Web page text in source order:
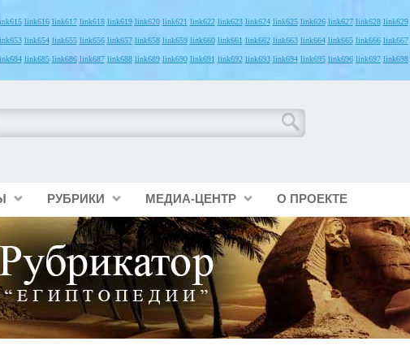
link616 link617 link618 link619 link620 link621 link622 link623 link624 link625 link626 link627 link628 link629
link654 link655 link656 link657 link658 link659 link660 link661 link662 link663 link664 link665 link666 link667
link685 link686 link687 link688 link689 link690 link691 link692 link693 link694 link695 link696 link697 link698
РУБРИКИ МЕДИА-ЦЕНТР О ПРОЕКТЕ